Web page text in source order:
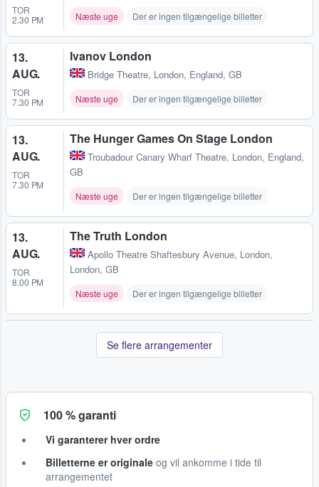
TOR
2.30 PM
Næste uge Der er ingen tilgængelige billetter
13.
AUG.
TOR
7.30 PM
Ivanov London
Bridge Theatre, London, England, GB
Næste uge Der er ingen tilgængelige billetter
13.
AUG.
TOR
7.30 PM
The Hunger Games On Stage London
Troubadour Canary Wharf Theatre, London, England,
GB
Næste uge Der er ingen tilgængelige billetter
13.
AUG.
TOR
8.00 PM
The Truth London
Apollo Theatre Shaftesbury Avenue, London,
London, GB
Næste uge Der er ingen tilgængelige billetter
Se flere arrangementer
100 % garanti
Vi garanterer hver ordre
Billetterne er originale og vil ankomme i tide til
arrangementet